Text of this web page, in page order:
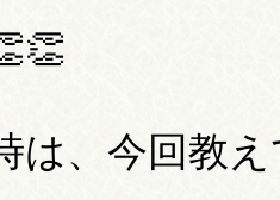
は、今回教